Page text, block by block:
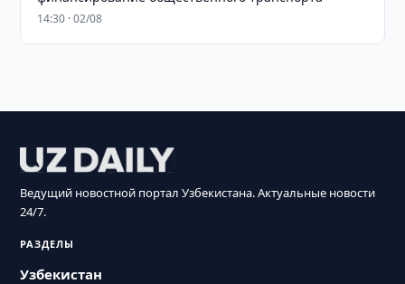
14:30 · 02/08
Ведущий новостной портал Узбекистана. Актуальные новости
24/7.
РАЗДЕЛЫ
Узбекистан